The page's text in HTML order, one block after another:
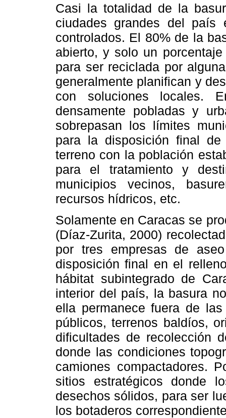
Casi la totalidad de la
ciudades grandes del país
controlados. El 80% de la
abierto, y solo un
para ser reciclada por
generalmente planifican y
con soluciones locales.
densamente pobladas y
sobrepasan los límites
para la disposición final
terreno con la población
para el tratamiento y
municipios vecinos,
recursos hídricos, etc.
Solamente en Caracas se
(Díaz-Zurita, 2000)
por tres empresas de
disposición final en el
hábitat subintegrado de
interior del país, la basura
ella permanece fuera de
públicos, terrenos baldíos,
dificultades de recolección
donde las condiciones
camiones compactadores.
sitios estratégicos donde
desechos sólidos, para ser
los botaderos